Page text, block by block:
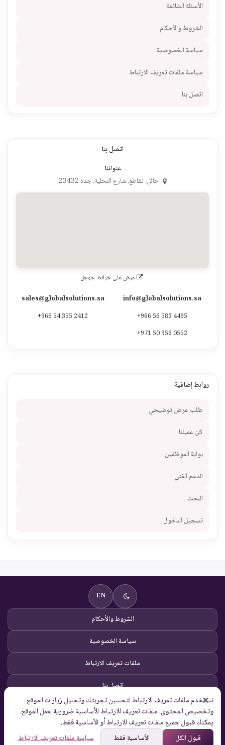
الأسئلة الشائعة
الشروط والأحكام
سياسة الخصوصية
سياسة ملفات تعريف الارتباط
اتصل بنا
اتصل بنا
عنواننا
حائل، تقاطع، شارع التحلية، جدة 23432
عرض على خرائط جوجل
info@globalsolutions.sa
sales@globalsolutions.sa
+966 56 583 4495
+966 54 355 2412
+971 50 956 0552
روابط إضافية
طلب عرض توضيحي
كن عميلنا
بوابة الموظفين
الدعم الفني
البحث
تسجيل الدخول
© Global Solutions 2026 |
جميع الحقوق محفوظة
EN
الشروط والأحكام
سياسة الخصوصية
ملفات تعريف الارتباط
اتصل بنا
نستخدم ملفات تعريف الارتباط لتحسين تجربتك وتحليل زيارات الموقع
وتخصيص المحتوى. ملفات تعريف الارتباط الأساسية ضرورية لعمل الموقع.
يمكنك قبول جميع ملفات تعريف الارتباط أو الأساسية فقط.
قبول الكل الأساسية فقط سياسة ملفات تعريف الارتباط